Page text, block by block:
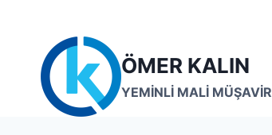
content
ÖMER KALIN
YEMİNLİ MALİ MÜŞAVİR